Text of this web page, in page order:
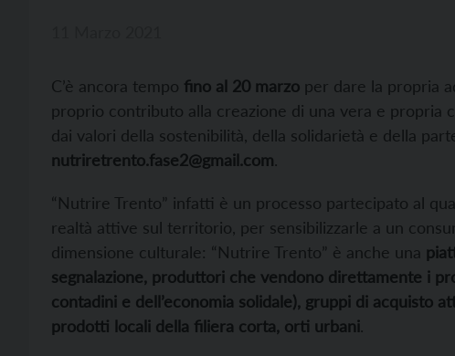
C’è ancora tempo fino al 20 marzo per dare la propria
proprio contributo alla creazione di una vera e propria
dai valori della sostenibilità, della solidarietà e della
nutriretrento.fase2@gmail.com.
“Nutrire Trento” infatti è un processo partecipato al
realtà attive sul territorio, per sensibilizzarle a un
dimensione culturale: “Nutrire Trento” è anche una
segnalazione, produttori che vendono direttamente i
contadini e dell’economia solidale), gruppi di acquisto
prodotti locali della filiera corta, orti urbani.